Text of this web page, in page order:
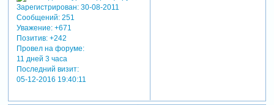
Зарегистрирован: 30-08-2011
Сообщений:251
Уважение: +671
Позитив: +242
Провел на форуме:
11 дней 3 часа
Последний визит:
05-12-2016 19:40:11